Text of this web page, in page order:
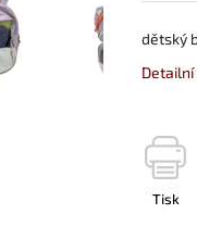
dětský
Tisk